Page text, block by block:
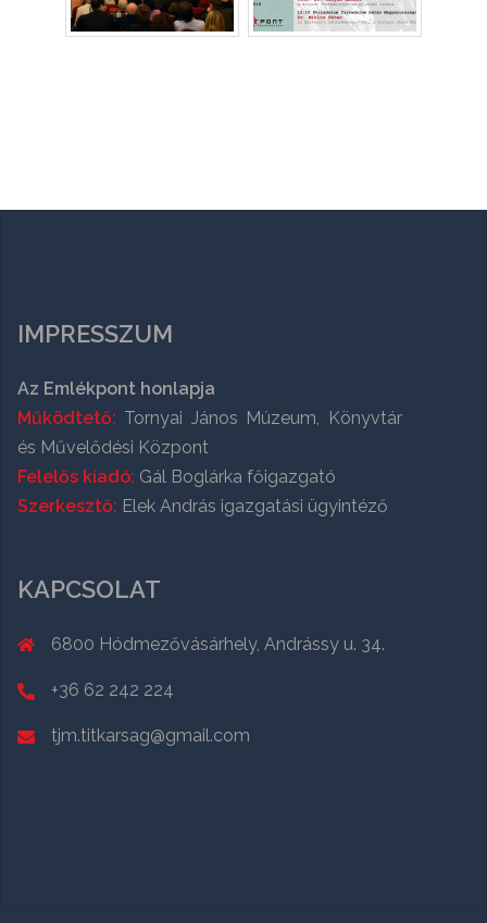
IMPRESSZUM
Az Emlékpont honlapja
Működtető: Tornyai János Múzeum, Könyvtár
és Művelődési Központ
Felelős kiadó: Gál Boglárka főigazgató
Szerkesztő: Elek András igazgatási ügyintéző
KAPCSOLAT
6800 Hódmezővásárhely, Andrássy u. 34.
+36 62 242 224
tjm.titkarsag@gmail.com